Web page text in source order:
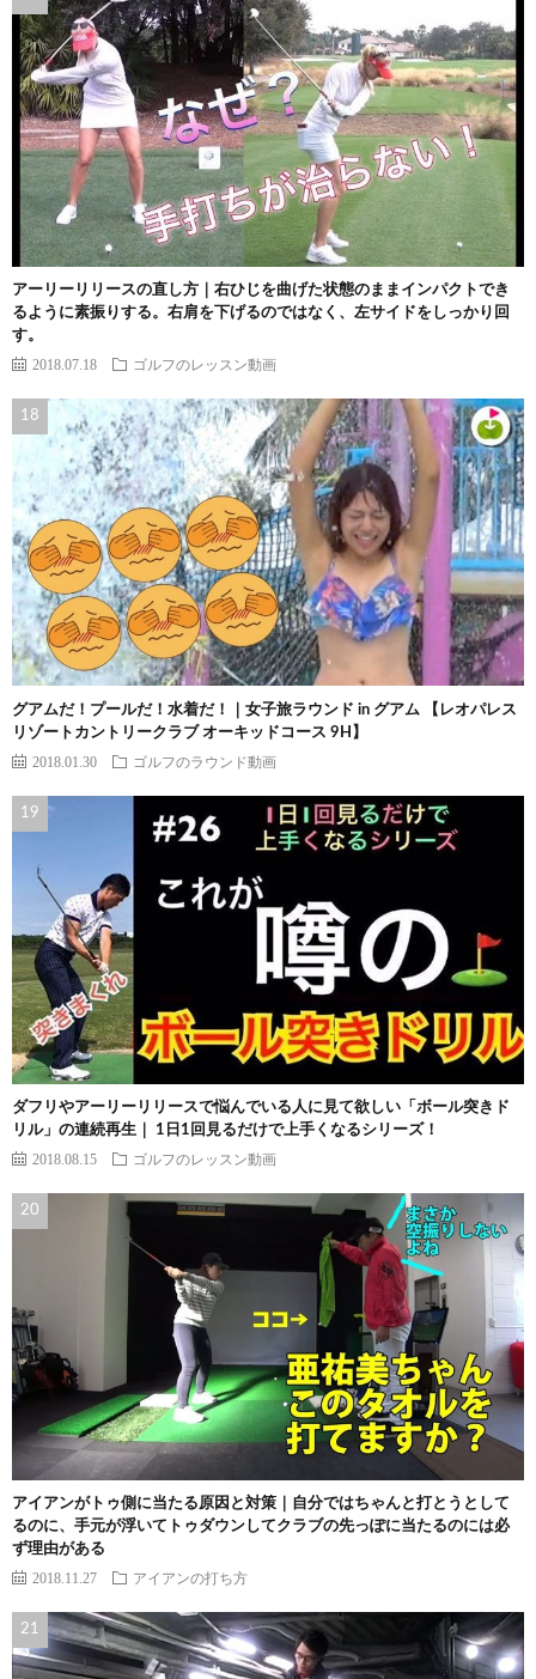
アーリーリリースの直し方｜右ひじを曲げた状態のままインパクトでき
るように素振りする。右肩を下げるのではなく、左サイドをしっかり回
す。
2018.07.18 ゴルフのレッスン動画
グアムだ！プールだ！水着だ！｜女子旅ラウンド in グアム 【レオパレス
リゾートカントリークラブ オーキッドコース 9H】
2018.01.30 ゴルフのラウンド動画
ダフリやアーリーリリースで悩んでいる人に見て欲しい「ボール突きド
リル」の連続再生｜ 1日1回見るだけで上手くなるシリーズ！
2018.08.15 ゴルフのレッスン動画
アイアンがトゥ側に当たる原因と対策｜自分ではちゃんと打とうとして
るのに、手元が浮いてトゥダウンしてクラブの先っぽに当たるのには必
ず理由がある
2018.11.27 アイアンの打ち方